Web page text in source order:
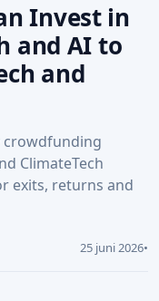
Invest in
and AI to
and
crowdfunding
ClimateTech
exits, returns and
25 juni 2026•